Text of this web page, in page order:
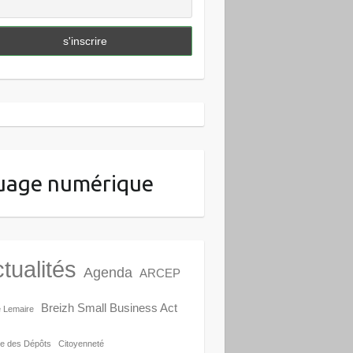
numérique
Agenda ARCEP
Lemaire Breizh Small Business Act
des Dépôts Citoyenneté